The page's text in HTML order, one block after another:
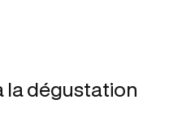
la dégustation